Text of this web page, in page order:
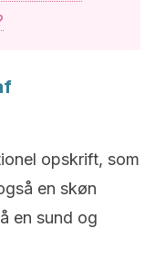
opskrift, som
en skøn
en sund og